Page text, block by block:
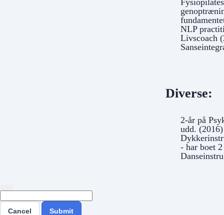
NLP
Livscoach
Diverse:
2-år på
udd. (2016)
- har boet
Cancel Submit